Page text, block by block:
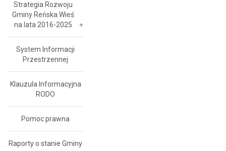
Strategia Rozwoju
Gminy Reńska Wieś
na lata 2016-2025
System Informacji
Przestrzennej
Klauzula Informacyjna
RODO
Pomoc prawna
Raporty o stanie Gminy